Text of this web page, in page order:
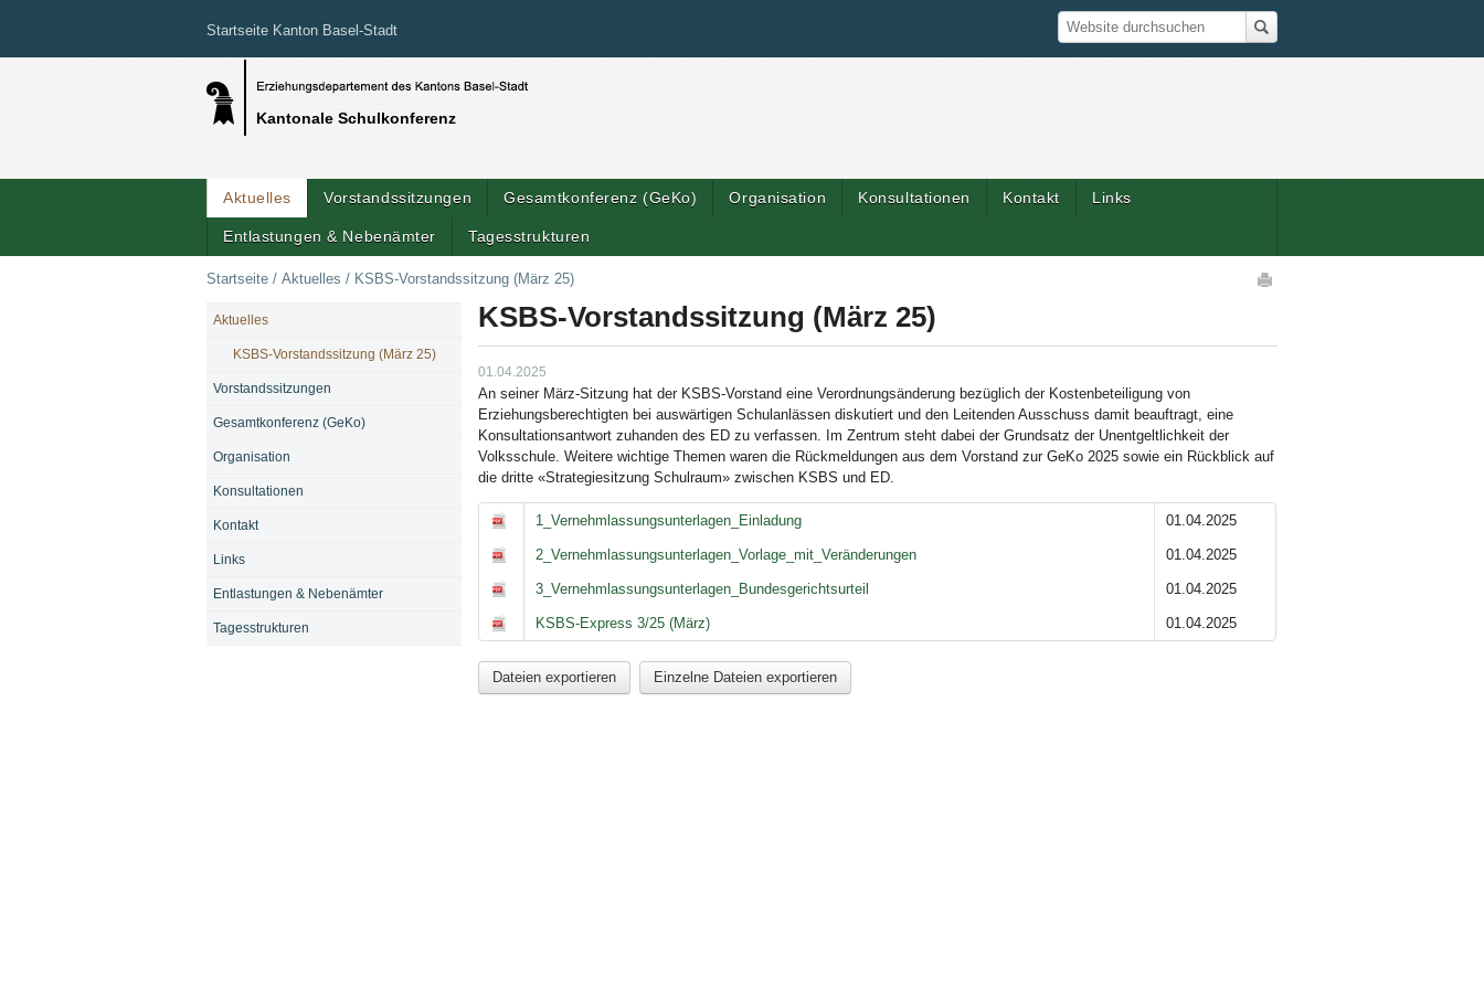
Startseite Kanton Basel-Stadt
Kantonale Schulkonferenz
Suche
Website durchsuchen
Aktuelles Vorstandssitzungen Gesamtkonferenz (GeKo) Organisation Konsultationen Kontakt Links
Entlastungen & Nebenämter Tagesstrukturen
Startseite / Aktuelles / KSBS-Vorstandssitzung (März 25)
KSBS-Vorstandssitzung (März 25)
01.04.2025
An seiner März-Sitzung hat der KSBS-Vorstand eine Verordnungsänderung bezüglich der Kostenbeteiligung von
Erziehungsberechtigten bei auswärtigen Schulanlässen diskutiert und den Leitenden Ausschuss damit beauftragt, eine
Konsultationsantwort zuhanden des ED zu verfassen. Im Zentrum steht dabei der Grundsatz der Unentgeltlichkeit der
Volksschule. Weitere wichtige Themen waren die Rückmeldungen aus dem Vorstand zur GeKo 2025 sowie ein Rückblick auf
die dritte «Strategiesitzung Schulraum» zwischen KSBS und ED.
1_Vernehmlassungsunterlagen_Einladung 01.04.2025
2_Vernehmlassungsunterlagen_Vorlage_mit_Veränderungen 01.04.2025
3_Vernehmlassungsunterlagen_Bundesgerichtsurteil 01.04.2025
KSBS-Express 3/25 (März) 01.04.2025
Dateien exportieren Einzelne Dateien exportieren
NAVIGATION
Aktuelles
KSBS-Vorstandssitzung (März 25)
Vorstandssitzungen
Gesamtkonferenz (GeKo)
Organisation
Konsultationen
Kontakt
Links
Entlastungen & Nebenämter
Tagesstrukturen